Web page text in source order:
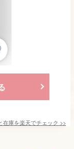
在庫を楽天でチェック >>